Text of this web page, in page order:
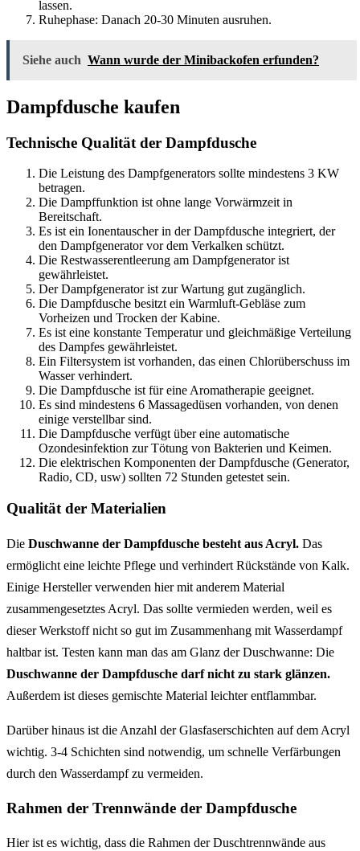
lassen.
Ruhephase: Danach 20-30 Minuten ausruhen.
Siehe auch Wann wurde der Minibackofen erfunden?
Dampfdusche kaufen
Technische Qualität der Dampfdusche
Die Leistung des Dampfgenerators sollte mindestens 3 KW
betragen.
Die Dampffunktion ist ohne lange Vorwärmzeit in
Bereitschaft.
Es ist ein Ionentauscher in der Dampfdusche integriert, der
den Dampfgenerator vor dem Verkalken schützt.
Die Restwasserentleerung am Dampfgenerator ist
gewährleistet.
Der Dampfgenerator ist zur Wartung gut zugänglich.
Die Dampfdusche besitzt ein Warmluft-Gebläse zum
Vorheizen und Trocken der Kabine.
Es ist eine konstante Temperatur und gleichmäßige Verteilung
des Dampfes gewährleistet.
Ein Filtersystem ist vorhanden, das einen Chlorüberschuss im
Wasser verhindert.
Die Dampfdusche ist für eine Aromatherapie geeignet.
Es sind mindestens 6 Massagedüsen vorhanden, von denen
einige verstellbar sind.
Die Dampfdusche verfügt über eine automatische
Ozondesinfektion zur Tötung von Bakterien und Keimen.
Die elektrischen Komponenten der Dampfdusche (Generator,
Radio, CD, usw) sollten 72 Stunden getestet sein.
Qualität der Materialien
Die Duschwanne der Dampfdusche besteht aus Acryl. Das
ermöglicht eine leichte Pflege und verhindert Rückstände von Kalk.
Einige Hersteller verwenden hier mit anderem Material
zusammengesetztes Acryl. Das sollte vermieden werden, weil es
dieser Werkstoff nicht so gut im Zusammenhang mit Wasserdampf
haltbar ist. Testen kann man das am Glanz der Duschwanne: Die
Duschwanne der Dampfdusche darf nicht zu stark glänzen.
Außerdem ist dieses gemischte Material leichter entflammbar.
Darüber hinaus ist die Anzahl der Glasfaserschichten auf dem Acryl
wichtig. 3-4 Schichten sind notwendig, um schnelle Verfärbungen
durch den Wasserdampf zu vermeiden.
Rahmen der Trennwände der Dampfdusche
Hier ist es wichtig, dass die Rahmen der Duschtrennwände aus